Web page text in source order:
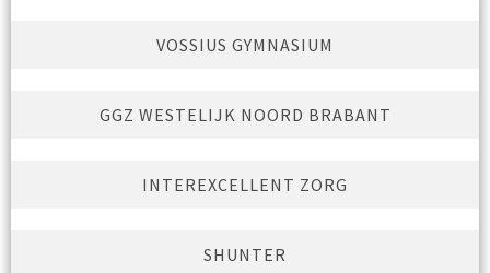
VOSSIUS GYMNASIUM
GGZ WESTELIJK NOORD BRABANT
INTEREXCELLENT ZORG
SHUNTER